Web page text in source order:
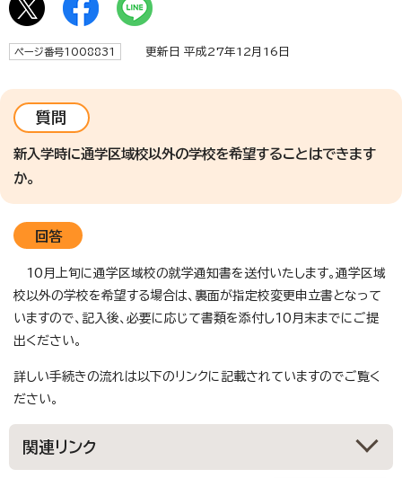
ページ番号1008831 更新日 平成27年12月16日
質問
新入学時に通学区域校以外の学校を希望することはできます
か。
回答
10月上旬に通学区域校の就学通知書を送付いたします。通学区域
校以外の学校を希望する場合は、裏面が指定校変更申立書となって
いますので、記入後、必要に応じて書類を添付し10月末までにご提
出ください。
詳しい手続きの流れは以下のリンクに記載されていますのでご覧く
ださい。
関連リンク